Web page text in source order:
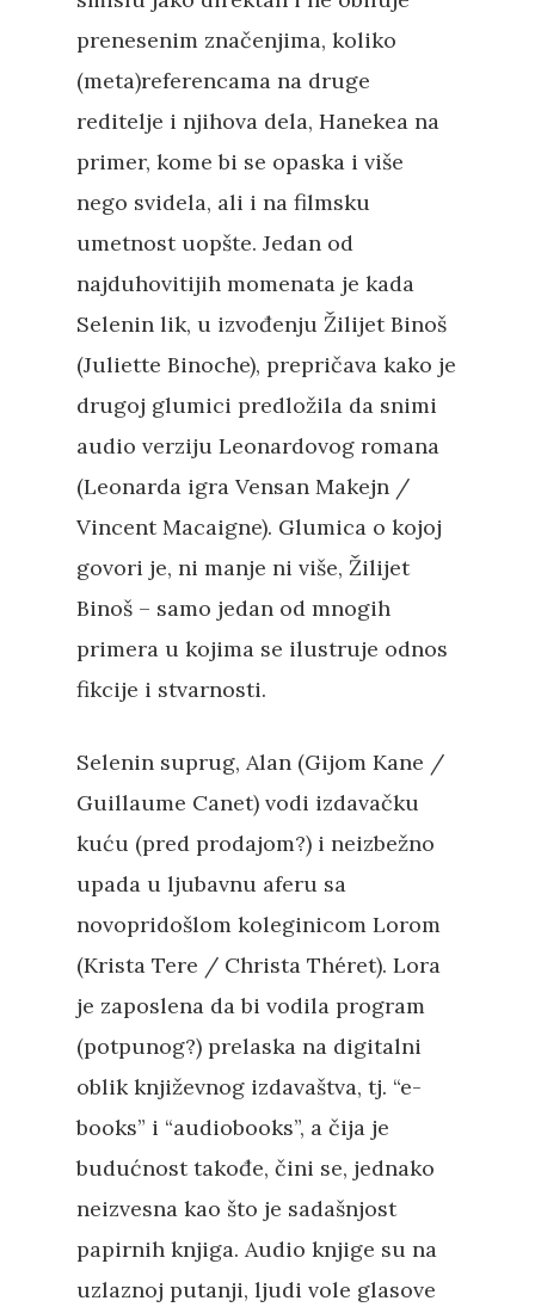
Pritisnite "Enter" da pretražite ili
"Esc" da izađete
prenesenim značenjima, koliko
(meta)referencama na druge
reditelje i njihova dela, Hanekea na
primer, kome bi se opaska i više
nego svidela, ali i na filmsku
umetnost uopšte. Jedan od
najduhovitijih momenata je kada
Selenin lik, u izvođenju Žilijet Binoš
(Juliette Binoche), prepričava kako je
drugoj glumici predložila da snimi
audio verziju Leonardovog romana
(Leonarda igra Vensan Makejn /
Vincent Macaigne). Glumica o kojoj
govori je, ni manje ni više, Žilijet
Binoš – samo jedan od mnogih
primera u kojima se ilustruje odnos
fikcije i stvarnosti.
Selenin suprug, Alan (Gijom Kane /
Guillaume Canet) vodi izdavačku
kuću (pred prodajom?) i neizbežno
upada u ljubavnu aferu sa
novopridošlom koleginicom Lorom
(Krista Tere / Christa Théret). Lora
je zaposlena da bi vodila program
(potpunog?) prelaska na digitalni
oblik književnog izdavaštva, tj. “e-
books” i “audiobooks”, a čija je
budućnost takođe, čini se, jednako
neizvesna kao što je sadašnjost
papirnih knjiga. Audio knjige su na
uzlaznoj putanji, ljudi vole glasove